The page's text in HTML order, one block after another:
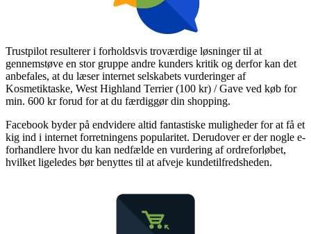
Trustpilot resulterer i forholdsvis troværdige løsninger til at
gennemstøve en stor gruppe andre kunders kritik og derfor kan det
anbefales, at du læser internet selskabets vurderinger af
Kosmetiktaske, West Highland Terrier (100 kr) / Gave ved køb for
min. 600 kr forud for at du færdiggør din shopping.
Facebook byder på endvidere altid fantastiske muligheder for at få et
kig ind i internet forretningens popularitet. Derudover er der nogle e-
forhandlere hvor du kan nedfælde en vurdering af ordreforløbet,
hvilket ligeledes bør benyttes til at afveje kundetilfredsheden.